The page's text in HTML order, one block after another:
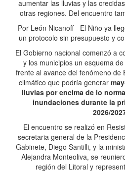
aumentar las lluvias y las
otras regiones. Del encuentro
Por León Nicanoff - El Niño ya
un protocolo sin presupuesto y
El Gobierno nacional comenzó a
y los municipios un esquema
frente al avance del fenómeno de
climático que podría generar
lluvias por encima de lo
inundaciones durante la
2026/
El encuentro se realizó en
secretaria general de la
Gabinete, Diego Santilli, y la
Alejandra Monteoliva, se
región del Litoral y